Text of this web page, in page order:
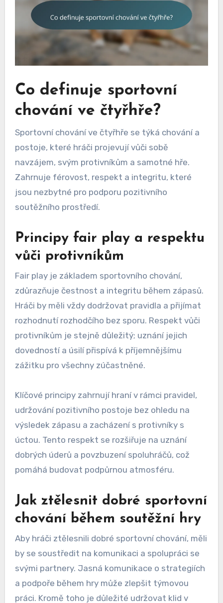
Co definuje sportovní
chování ve čtyřhře?
Sportovní chování ve čtyřhře se týká chování a
postoje, které hráči projevují vůči sobě
navzájem, svým protivníkům a samotné hře.
Zahrnuje férovost, respekt a integritu, které
jsou nezbytné pro podporu pozitivního
soutěžního prostředí.
Principy fair play a respektu
vůči protivníkům
Fair play je základem sportovního chování,
zdůrazňuje čestnost a integritu během zápasů.
Hráči by měli vždy dodržovat pravidla a přijímat
rozhodnutí rozhodčího bez sporu. Respekt vůči
protivníkům je stejně důležitý; uznání jejich
dovedností a úsilí přispívá k příjemnějšímu
zážitku pro všechny zúčastněné.
Klíčové principy zahrnují hraní v rámci pravidel,
udržování pozitivního postoje bez ohledu na
výsledek zápasu a zacházení s protivníky s
úctou. Tento respekt se rozšiřuje na uznání
dobrých úderů a povzbuzení spoluhráčů, což
pomáhá budovat podpůrnou atmosféru.
Jak ztělesnit dobré sportovní
chování během soutěžní hry
Aby hráči ztělesnili dobré sportovní chování, měli
by se soustředit na komunikaci a spolupráci se
svými partnery. Jasná komunikace o strategiích
a podpoře během hry může zlepšit týmovou
práci. Kromě toho je důležité udržovat klid v